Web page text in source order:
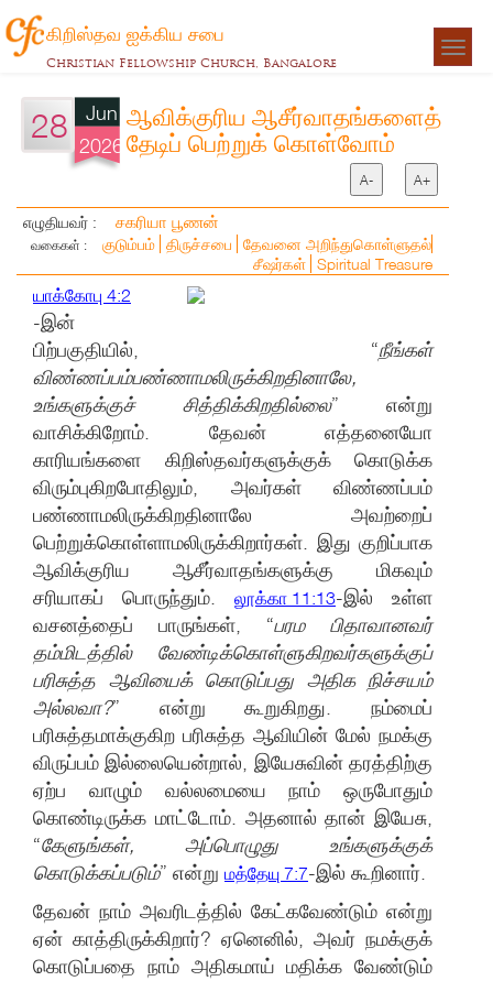
கிறிஸ்தவ ஐக்கிய சபை
Christian Fellowship Church, Bangalore
28
Jun
2026
ஆவிக்குரிய ஆசீர்வாதங்களைத்
தேடிப் பெற்றுக் கொள்வோம்
A- A+
எழுதியவர் : சகரியா பூணன்
வகைகள் : குடும்பம் திருச்சபை
தேவனை அறிந்துகொள்ளுதல்
சீஷர்கள் Spiritual Treasure
யாக்கோபு 4:2
-இன்
பிற்பகுதியில், “நீங்கள்
விண்ணப்பம்பண்ணாமலிருக்கிறதினாலே,
உங்களுக்குச் சித்திக்கிறதில்லை” என்று
வாசிக்கிறோம். தேவன் எத்தனையோ
காரியங்களை கிறிஸ்தவர்களுக்குக் கொடுக்க
விரும்புகிறபோதிலும், அவர்கள் விண்ணப்பம்
பண்ணாமலிருக்கிறதினாலே அவற்றைப்
பெற்றுக்கொள்ளாமலிருக்கிறார்கள். இது குறிப்பாக
ஆவிக்குரிய ஆசீர்வாதங்களுக்கு மிகவும்
சரியாகப் பொருந்தும். லூக்கா 11:13-இல் உள்ள
வசனத்தைப் பாருங்கள், “பரம பிதாவானவர்
தம்மிடத்தில் வேண்டிக்கொள்ளுகிறவர்களுக்குப்
பரிசுத்த ஆவியைக் கொடுப்பது அதிக நிச்சயம்
அல்லவா?” என்று கூறுகிறது. நம்மைப்
பரிசுத்தமாக்குகிற பரிசுத்த ஆவியின் மேல் நமக்கு
விருப்பம் இல்லையென்றால், இயேசுவின் தரத்திற்கு
ஏற்ப வாழும் வல்லமையை நாம் ஒருபோதும்
கொண்டிருக்க மாட்டோம். அதனால் தான் இயேசு,
“கேளுங்கள், அப்பொழுது உங்களுக்குக்
கொடுக்கப்படும்” என்று மத்தேயு 7:7-இல் கூறினார்.
தேவன் நாம் அவரிடத்தில் கேட்கவேண்டும் என்று
ஏன் காத்திருக்கிறார்? ஏனெனில், அவர் நமக்குக்
கொடுப்பதை நாம் அதிகமாய் மதிக்க வேண்டும்